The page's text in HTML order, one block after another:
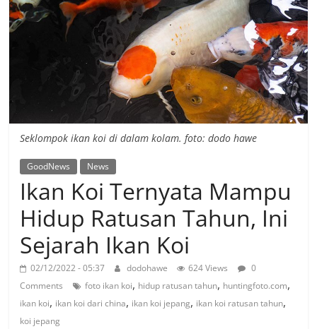
Seklompok ikan koi di dalam kolam. foto: dodo hawe
GoodNews News
Ikan Koi Ternyata Mampu
Hidup Ratusan Tahun, Ini
Sejarah Ikan Koi
02/12/2022 - 05:37 dodohawe 624 Views
0
Comments
foto ikan koi, hidup ratusan tahun, huntingfoto.com,
ikan koi, ikan koi dari china, ikan koi jepang, ikan koi ratusan tahun,
koi jepang